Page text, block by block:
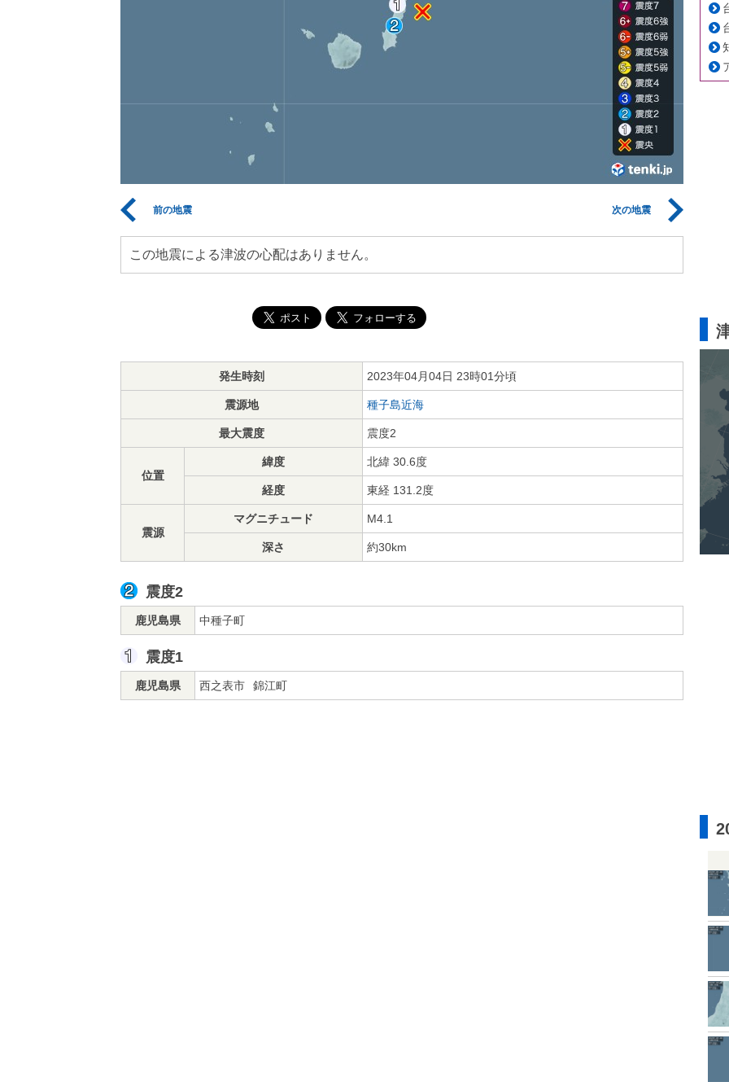
前の地震 次の地震
この地震による津波の心配はありません。
発生時刻 2023年04月04日 23時01分頃
震源地 種子島近海
最大震度 震度2
位置
緯度 北緯 30.6度
経度 東経 131.2度
震源
マグニチュード M4.1
深さ 約30km
震度2
鹿児島県 中種子町
震度1
鹿児島県 西之表市 錦江町